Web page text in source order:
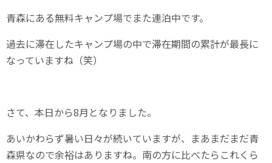
青森にある無料キャンプ場でまた連泊中です。
過去に滞在したキャンプ場の中で滞在期間の累計が最長に
なっていますね（笑）
さて、本日から8月となりました。
あいかわらず暑い日々が続いていますが、まあまだまだ青
森県なので余裕はありますね。南の方に比べたらこれくら